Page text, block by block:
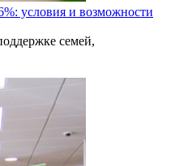
условия и возможности
семей,